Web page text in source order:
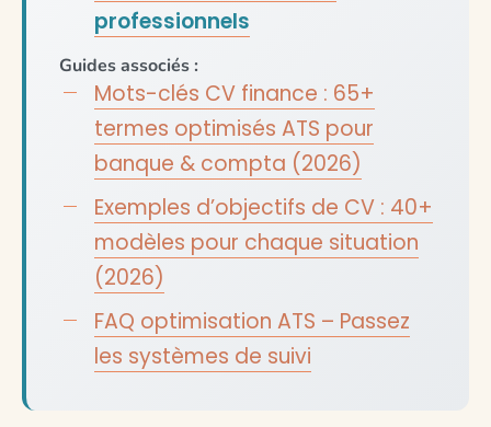
professionnels
Guides associés :
Mots-clés CV finance : 65+
termes optimisés ATS pour
banque & compta (2026)
Exemples d’objectifs de CV : 40+
modèles pour chaque situation
(2026)
FAQ optimisation ATS – Passez
les systèmes de suivi